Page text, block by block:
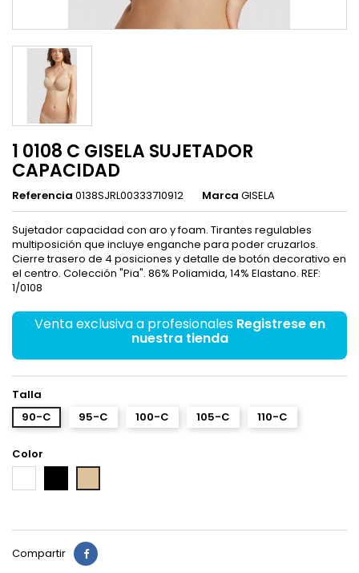
1 0108 C GISELA SUJETADOR
CAPACIDAD
Referencia 0138SJRL00333710912 Marca GISELA
Sujetador capacidad con aro y foam. Tirantes regulables
multiposición que incluye enganche para poder cruzarlos.
Cierre trasero de 4 posiciones y detalle de botón decorativo en
el centro. Colección "Pia". 86% Poliamida, 14% Elastano. REF:
1/0108
Venta exclusiva a profesionales Registrese en
nuestra tienda
Talla
90-C
95-C 100-C 105-C 110-C
Color
Compartir